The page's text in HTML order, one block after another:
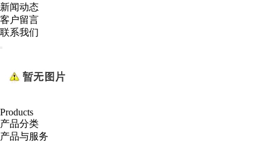
新闻动态
客户留言
联系我们
Products
产品分类
产品与服务